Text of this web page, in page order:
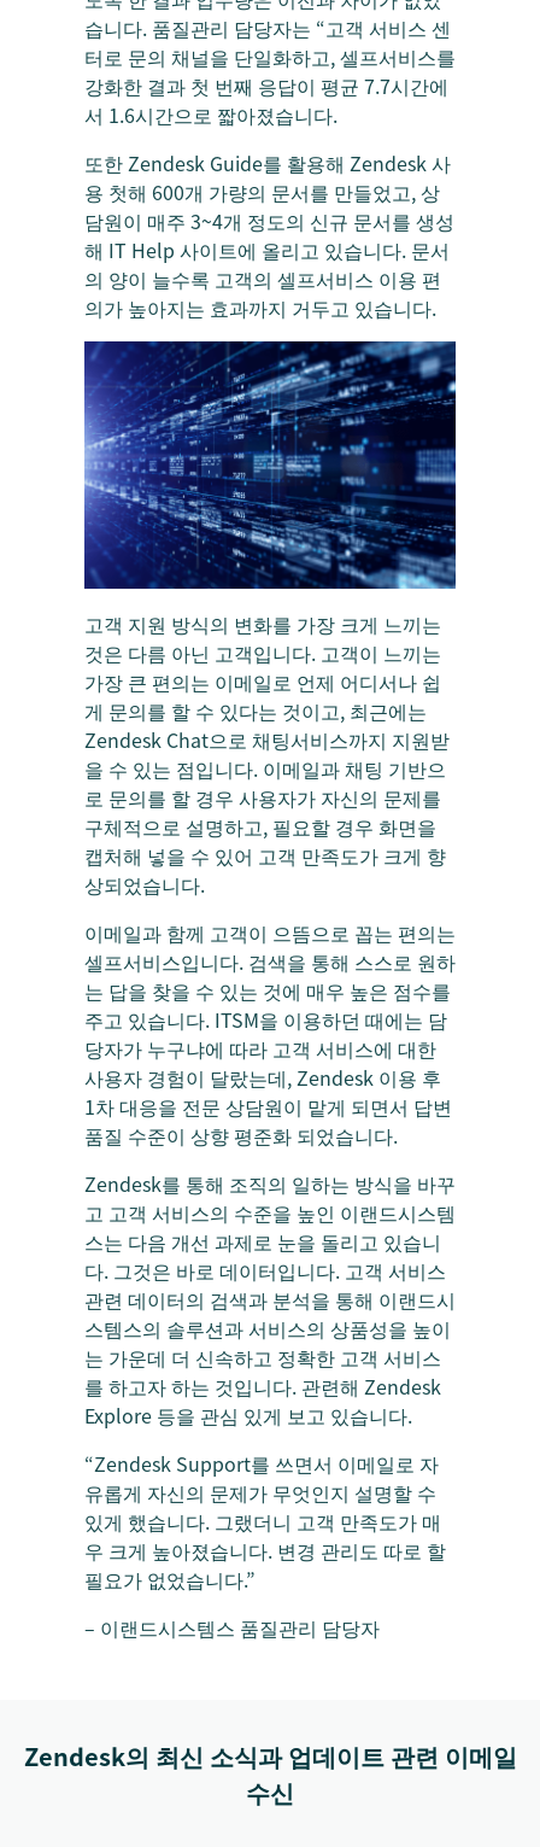
습니다. 품질관리 담당자는 “고객 서비스 센
터로 문의 채널을 단일화하고, 셀프서비스를
강화한 결과 첫 번째 응답이 평균 7.7시간에
서 1.6시간으로 짧아졌습니다.
또한 Zendesk Guide를 활용해 Zendesk 사
용 첫해 600개 가량의 문서를 만들었고, 상
담원이 매주 3~4개 정도의 신규 문서를 생성
해 IT Help 사이트에 올리고 있습니다. 문서
의 양이 늘수록 고객의 셀프서비스 이용 편
의가 높아지는 효과까지 거두고 있습니다.
고객 지원 방식의 변화를 가장 크게 느끼는
것은 다름 아닌 고객입니다. 고객이 느끼는
가장 큰 편의는 이메일로 언제 어디서나 쉽
게 문의를 할 수 있다는 것이고, 최근에는
Zendesk Chat으로 채팅서비스까지 지원받
을 수 있는 점입니다. 이메일과 채팅 기반으
로 문의를 할 경우 사용자가 자신의 문제를
구체적으로 설명하고, 필요할 경우 화면을
캡처해 넣을 수 있어 고객 만족도가 크게 향
상되었습니다.
이메일과 함께 고객이 으뜸으로 꼽는 편의는
셀프서비스입니다. 검색을 통해 스스로 원하
는 답을 찾을 수 있는 것에 매우 높은 점수를
주고 있습니다. ITSM을 이용하던 때에는 담
당자가 누구냐에 따라 고객 서비스에 대한
사용자 경험이 달랐는데, Zendesk 이용 후
1차 대응을 전문 상담원이 맡게 되면서 답변
품질 수준이 상향 평준화 되었습니다.
Zendesk를 통해 조직의 일하는 방식을 바꾸
고 고객 서비스의 수준을 높인 이랜드시스템
스는 다음 개선 과제로 눈을 돌리고 있습니
다. 그것은 바로 데이터입니다. 고객 서비스
관련 데이터의 검색과 분석을 통해 이랜드시
스템스의 솔루션과 서비스의 상품성을 높이
는 가운데 더 신속하고 정확한 고객 서비스
를 하고자 하는 것입니다. 관련해 Zendesk
Explore 등을 관심 있게 보고 있습니다.
“Zendesk Support를 쓰면서 이메일로 자
유롭게 자신의 문제가 무엇인지 설명할 수
있게 했습니다. 그랬더니 고객 만족도가 매
우 크게 높아졌습니다. 변경 관리도 따로 할
필요가 없었습니다.”
– 이랜드시스템스 품질관리 담당자
Zendesk의 최신 소식과 업데이트 관련 이메일
수신